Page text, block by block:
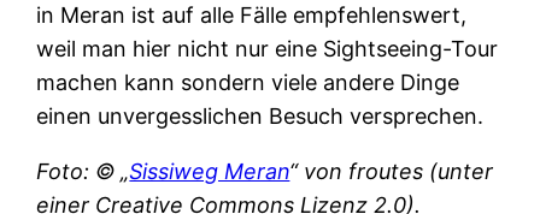
in Meran ist auf alle Fälle empfehlenswert,
weil man hier nicht nur eine Sightseeing-Tour
machen kann sondern viele andere Dinge
einen unvergesslichen Besuch versprechen.
Foto: © „Sissiweg Meran“ von froutes (unter
einer Creative Commons Lizenz 2.0).